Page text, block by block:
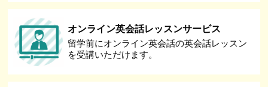
オンライン英会話レッスンサービス
留学前にオンライン英会話の英会話レッスン
を受講いただけます。